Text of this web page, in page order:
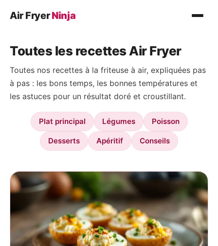
Air FryerNinja
Plat principal
Légumes
Poisson
Desserts
Conseils
Toutes les recettes Air Fryer
Toutes nos recettes à la friteuse à air, expliquées pas
à pas : les bons temps, les bonnes températures et
les astuces pour un résultat doré et croustillant.
Plat principal Légumes Poisson
Desserts Apéritif Conseils